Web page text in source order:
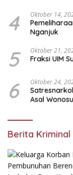
4 Oktober 14,
Nganjuk
5 Oktober 21,
Fraksi UIM
6 Oktober 24,
Asal
Berita Kriminal